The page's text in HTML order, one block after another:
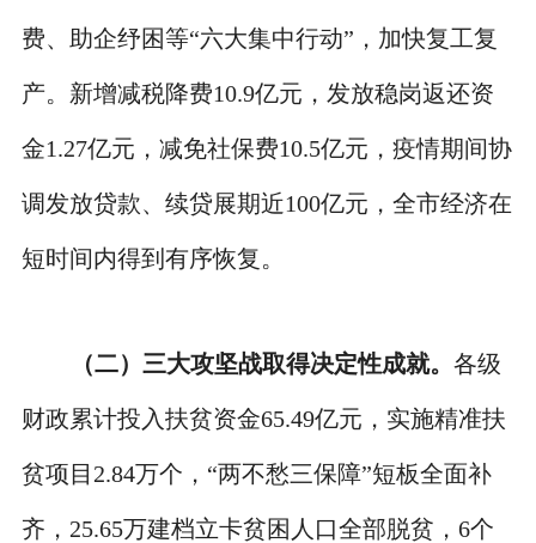
费、助企纾困等“六大集中行动”，加快复工复
产。新增减税降费10.9亿元，发放稳岗返还资
金1.27亿元，减免社保费10.5亿元，疫情期间协
调发放贷款、续贷展期近100亿元，全市经济在
短时间内得到有序恢复。
（二）三大攻坚战取得决定性成就。 各级
财政累计投入扶贫资金65.49亿元，实施精准扶
贫项目2.84万个，“两不愁三保障”短板全面补
齐，25.65万建档立卡贫困人口全部脱贫，6个